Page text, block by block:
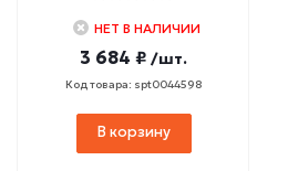
НЕТ В НАЛИЧИИ
3 684 ₽ /шт.
Код товара: spt0044598
В корзину